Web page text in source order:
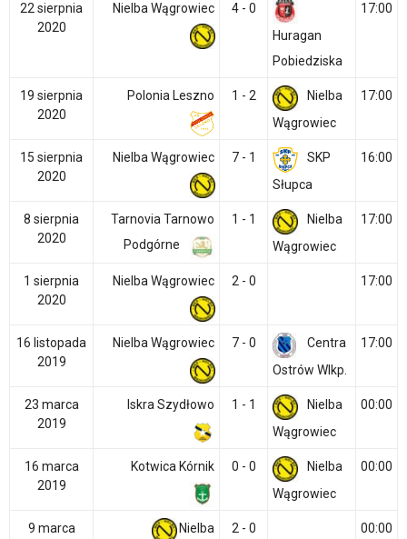
22 sierpnia
2020
Nielba Wągrowiec
4 - 0
Huragan
Pobiedziska
17:00
19 sierpnia
2020
Polonia Leszno 1 - 2
Nielba
Wągrowiec
17:00
15 sierpnia
2020
Nielba Wągrowiec 7 - 1
SKP
Słupca
16:00
8 sierpnia
2020
Tarnovia Tarnowo
Podgórne
1 - 1
Nielba
Wągrowiec
17:00
1 sierpnia
2020
Nielba Wągrowiec 2 - 0 17:00
16 listopada
2019
Nielba Wągrowiec 7 - 0
Centra
Ostrów Wlkp.
17:00
23 marca
2019
Iskra Szydłowo 1 - 1
Nielba
Wągrowiec
00:00
16 marca
2019
Kotwica Kórnik 0 - 0
Nielba
Wągrowiec
00:00
9 marca
Nielba
2 - 0 00:00